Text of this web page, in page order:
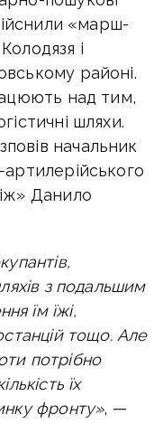
«марш-
і
районі.
над тим,
шляхи.
начальник
артилерійського
Данило
з подальшим
їм їжі,
тощо. Але
потрібно
їх
фронту», —